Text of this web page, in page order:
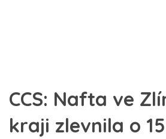
CCS: Nafta ve
kraji zlevnila o